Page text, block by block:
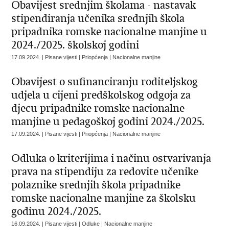
Obavijest srednjim školama - nastavak
stipendiranja učenika srednjih škola
pripadnika romske nacionalne manjine u
2024./2025. školskoj godini
17.09.2024. | Pisane vijesti | Priopćenja | Nacionalne manjine
Obavijest o sufinanciranju roditeljskog
udjela u cijeni predškolskog odgoja za
djecu pripadnike romske nacionalne
manjine u pedagoškoj godini 2024./2025.
17.09.2024. | Pisane vijesti | Priopćenja | Nacionalne manjine
Odluka o kriterijima i načinu ostvarivanja
prava na stipendiju za redovite učenike
polaznike srednjih škola pripadnike
romske nacionalne manjine za školsku
godinu 2024./2025.
16.09.2024. | Pisane vijesti | Odluke | Nacionalne manjine